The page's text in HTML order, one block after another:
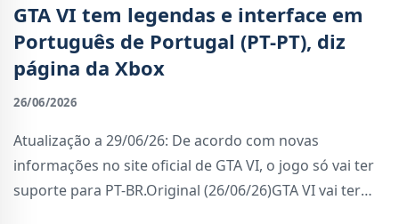
GTA VI tem legendas e interface em
Português de Portugal (PT-PT), diz
página da Xbox
26/06/2026
Atualização a 29/06/26: De acordo com novas
informações no site oficial de GTA VI, o jogo só vai ter
suporte para PT-BR.Original (26/06/26)GTA VI vai ter